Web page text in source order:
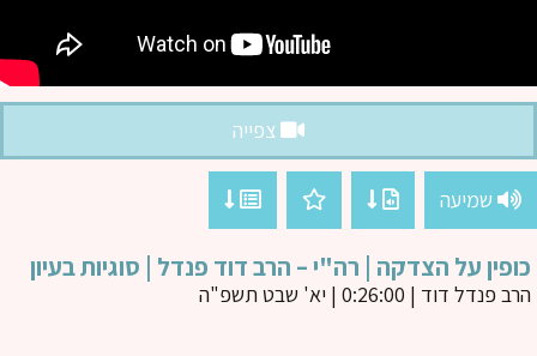
צפייה
שמיעה
על הצדקה | רה"י – הרב דוד פנדל | סוגיות בעיון
פנדל דוד| 0:26:00 | יא' שבט תשפ"ה